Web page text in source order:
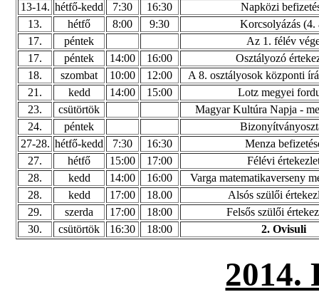
13-14. hétfő-kedd 7:30 16:30
Napközi
13.
hétfő 8:00 9:30
Korcsolyázás (4.
17.
péntek
Az 1. félév
17.
péntek 14:00 16:00
Osztályozó
18.
szombat 10:00 12:00
A 8. osztályosok központi
21.
kedd 14:00 15:00
Lotz megyei
23.
csütörtök
Magyar Kultúra Napja -
24.
péntek
27-28. hétfő-kedd 7:30 16:30
Menza
27.
hétfő 15:00 17:00
Félévi
28.
kedd 14:00 16:00
Varga matematikaverseny
28.
kedd 17:00 18.00
Alsós szülői
29.
szerda 17:00 18:00
Felsős szülői
30.
csütörtök 16:30 18:00 2. Ovisuli
2014.